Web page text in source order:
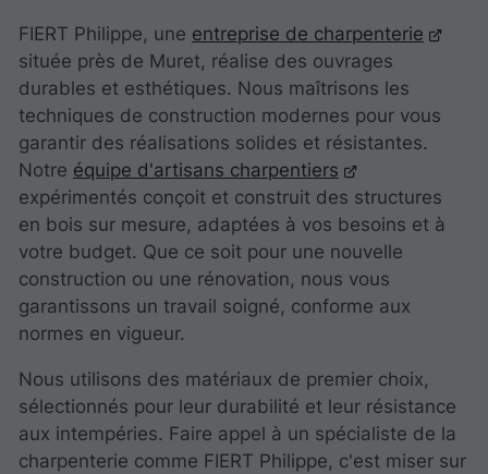
FIERT Philippe, une entreprise de charpenterie
située près de Muret, réalise des ouvrages
durables et esthétiques. Nous maîtrisons les
techniques de construction modernes pour vous
garantir des réalisations solides et résistantes.
Notre équipe d'artisans charpentiers
expérimentés conçoit et construit des structures
en bois sur mesure, adaptées à vos besoins et à
votre budget. Que ce soit pour une nouvelle
construction ou une rénovation, nous vous
garantissons un travail soigné, conforme aux
normes en vigueur.
Nous utilisons des matériaux de premier choix,
sélectionnés pour leur durabilité et leur résistance
aux intempéries. Faire appel à un spécialiste de la
charpenterie comme FIERT Philippe, c'est miser sur